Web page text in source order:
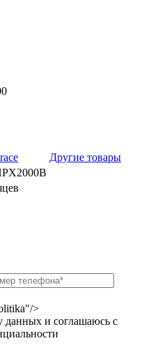
Другие товары
>
данных и соглашаюсь с